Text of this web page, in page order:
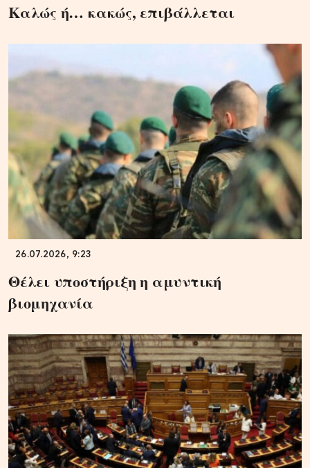
Καλώς ή… κακώς, επιβάλλεται
26.07.2026, 9:23
Θέλει υποστήριξη η αμυντική
βιομηχανία